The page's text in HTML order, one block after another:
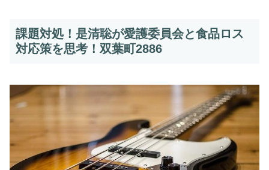
課題対処！是清聡が愛護委員会と食品ロス
対応策を思考！双葉町2886